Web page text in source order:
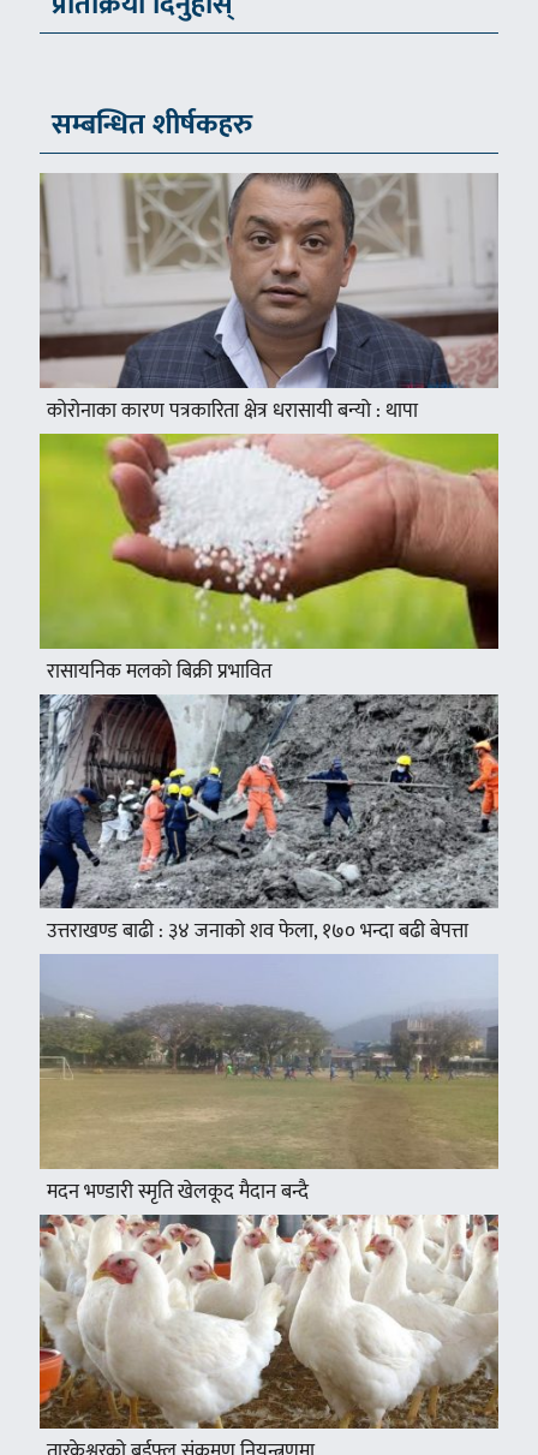
सम्बन्धित शीर्षकहरु
कोरोनाका कारण पत्रकारिता क्षेत्र धरासायी बन्यो : थापा
रासायनिक मलको बिक्री प्रभावित
उत्तराखण्ड बाढी : ३४ जनाको शव फेला, १७० भन्दा बढी बेपत्ता
मदन भण्डारी स्मृति खेलकूद मैदान बन्दै